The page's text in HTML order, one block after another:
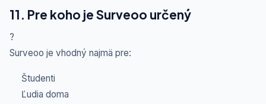
11. Pre koho je Surveoo určený
?
Surveoo je vhodný najmä pre:
Študenti
Ľudia doma